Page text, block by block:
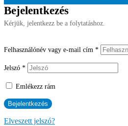
Bejelentkezés
Kérjük, jelentkezz be a folytatáshoz.
Felhasználónév vagy e-mail cím *
Jelszó *
Emlékezz rám
Elveszett jelszó?